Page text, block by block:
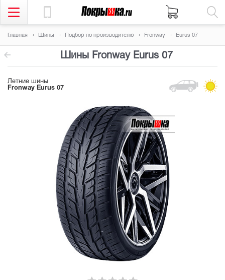
Главная Шины Подбор по производителю Fronway Eurus 07
Шины Fronway Eurus 07
Летние шины
Fronway Eurus 07